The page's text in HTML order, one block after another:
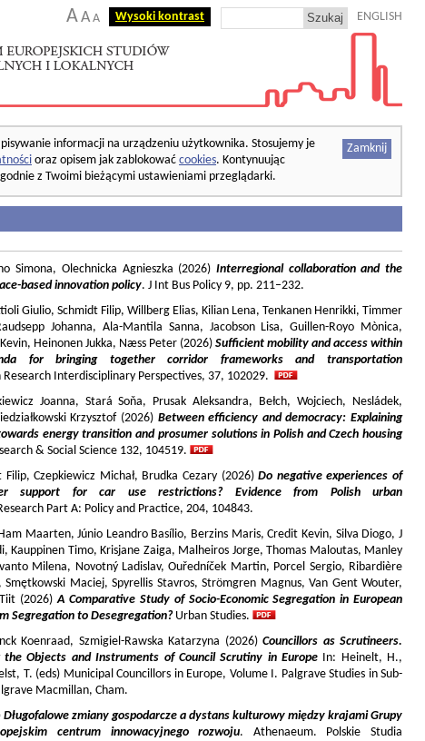
AA A Wysoki kontrast ENGLISH
Zamknij
informacji na urządzeniu użytkownika. Stosujemy je
oraz opisem jak zablokować cookies. Kontynuując
z Twoimi bieżącymi ustawieniami przeglądarki.
Simona, Olechnicka Agnieszka (2026) Interregional collaboration and the
based innovation policy. J Int Bus Policy 9, pp. 211–232.
Giulio, Schmidt Filip, Willberg Elias, Kilian Lena, Tenkanen Henrikki, Timmer
Johanna, Ala-Mantila Sanna, Jacobson Lisa, Guillen-Royo Mònica,
Heinonen Jukka, Næss Peter (2026) Sufficient mobility and access within
for bringing together corridor frameworks and transportation
Interdisciplinary Perspectives, 37, 102029.
Joanna, Stará Soňa, Prusak Aleksandra, Bełch, Wojciech, Nesládek,
Krzysztof (2026) Between efficiency and democracy: Explaining
energy transition and prosumer solutions in Polish and Czech housing
& Social Science 132, 104519.
Filip, Czepkiewicz Michał, Brudka Cezary (2026)Do negative experiences of
support for car use restrictions? Evidence from Polish urban
Part A: Policy and Practice, 204, 104843.
Maarten, Júnio Leandro Basílio, Berzins Maris, Credit Kevin, Silva Diogo, J
Kauppinen Timo, Krisjane Zaiga, Malheiros Jorge, Thomas Maloutas, Manley
Milena, Novotný Ladislav, Ouředníček Martin, Porcel Sergio, Ribardière
Maciej, Spyrellis Stavros, Strömgren Magnus, Van Gent Wouter,
Tiit (2026)A Comparative Study of Socio-Economic Segregation in European
Segregation to Desegregation?Urban Studies.
Koenraad, Szmigiel-Rawska Katarzyna (2026) Councillors as Scrutineers.
the Objects and Instruments of Council Scrutiny in EuropeIn: Heinelt, H.,
T. (eds) Municipal Councillors in Europe, Volume I. Palgrave Studies in Sub-
Macmillan, Cham.
Długofalowe zmiany gospodarcze a dystans kulturowy między krajami Grupy
centrum innowacyjnego rozwoju. Athenaeum. Polskie Studia